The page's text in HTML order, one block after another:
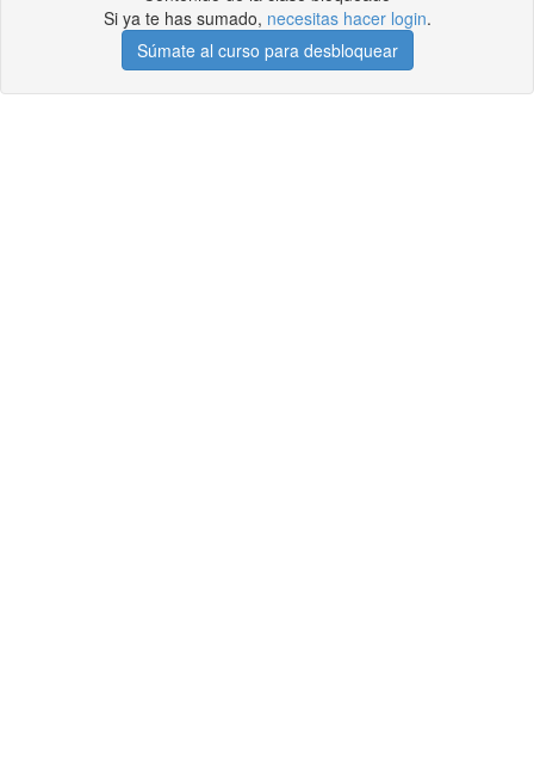
Si ya te has sumado, necesitas hacer login.
Súmate al curso para desbloquear